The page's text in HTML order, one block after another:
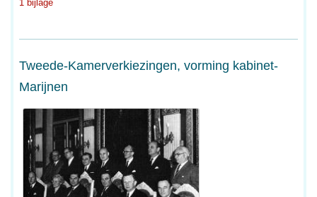
1 bijlage
Tweede-Kamerverkiezingen, vorming kabinet-
Marijnen